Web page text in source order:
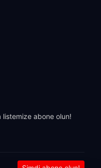
listemize abone olun!